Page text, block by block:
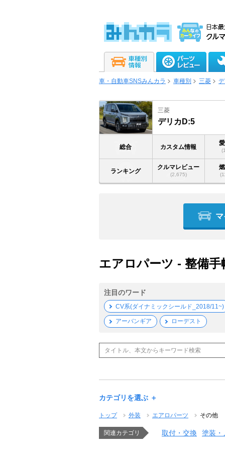
車・自動車SNSみんカラ 車種別 三菱
三菱
デリカD:5
総合 カスタム情報
ランキング
クルマレビュー
(2,675)
エアロパーツ - 整備手
注目のワード
CV系(ダイナミックシールド_2018/11~)
アーバンギア ローデスト
カテゴリを選ぶ ＋
トップ 外装 エアロパーツ その他
関連カテゴリ 取付・交換 塗装・